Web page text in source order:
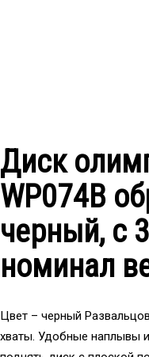
Диск
WP074B
черный, с
номинал
Цвет – черный
хваты. Удобные наплывы